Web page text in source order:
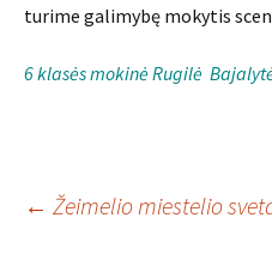
turime galimybę mokytis
6 klasės mokinė Rugilė
Įrašo
← Žeimelio miestelio